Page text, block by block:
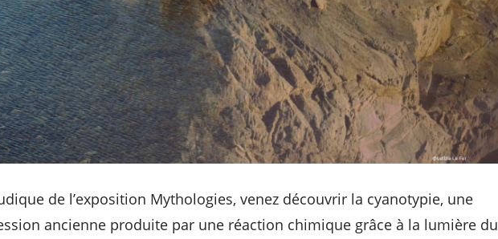
de l’exposition Mythologies, venez découvrir la cyanotypie, une
ancienne produite par une réaction chimique grâce à la lumière du